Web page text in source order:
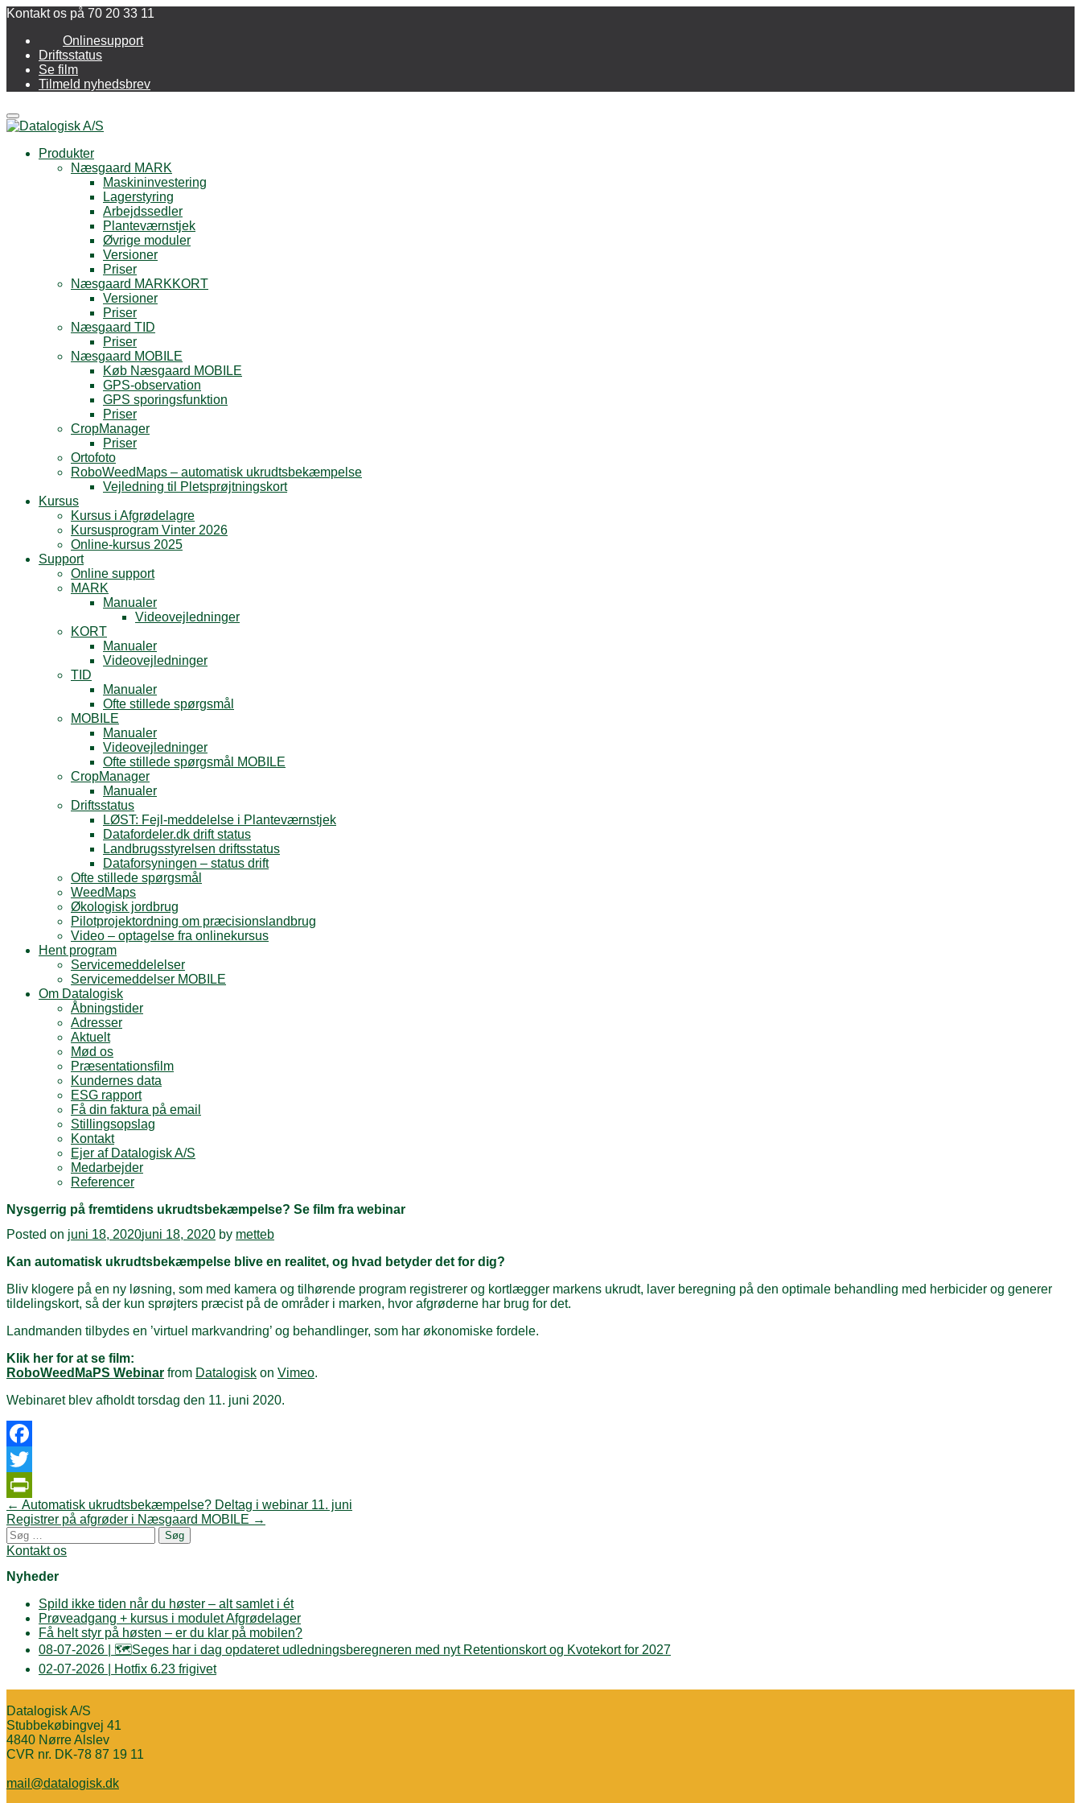
Kontakt os på 70 20 33 11
Onlinesupport
Driftsstatus
Se film
Tilmeld nyhedsbrev
Menu
Produkter
Næsgaard MARK
Maskininvestering
Lagerstyring
Arbejdssedler
Planteværnstjek
Øvrige moduler
Versioner
Priser
Næsgaard MARKKORT
Versioner
Priser
Næsgaard TID
Priser
Næsgaard MOBILE
Køb Næsgaard MOBILE
GPS-observation
GPS sporingsfunktion
Priser
CropManager
Priser
Ortofoto
RoboWeedMaps – automatisk ukrudtsbekæmpelse
Vejledning til Pletsprøjtningskort
Kursus
Kursus i Afgrødelagre
Kursusprogram Vinter 2026
Online-kursus 2025
Support
Online support
MARK
Manualer
Videovejledninger
KORT
Manualer
Videovejledninger
TID
Manualer
Ofte stillede spørgsmål
MOBILE
Manualer
Videovejledninger
Ofte stillede spørgsmål MOBILE
CropManager
Manualer
Driftsstatus
LØST: Fejl-meddelelse i Planteværnstjek
Datafordeler.dk drift status
Landbrugsstyrelsen driftsstatus
Dataforsyningen – status drift
Ofte stillede spørgsmål
WeedMaps
Økologisk jordbrug
Pilotprojektordning om præcisionslandbrug
Video – optagelse fra onlinekursus
Hent program
Servicemeddelelser
Servicemeddelser MOBILE
Om Datalogisk
Åbningstider
Adresser
Aktuelt
Mød os
Præsentationsfilm
Kundernes data
ESG rapport
Få din faktura på email
Stillingsopslag
Kontakt
Ejer af Datalogisk A/S
Medarbejder
Referencer
Nysgerrig på fremtidens ukrudtsbekæmpelse? Se film fra webinar
Posted on juni 18, 2020juni 18, 2020 by metteb
Kan automatisk ukrudtsbekæmpelse blive en realitet, og hvad betyder det for dig?
Bliv klogere på en ny løsning, som med kamera og tilhørende program registrerer og kortlægger markens ukrudt, laver beregning på den optimale behandling med herbicider og generer
tildelingskort, så der kun sprøjters præcist på de områder i marken, hvor afgrøderne har brug for det.
Landmanden tilbydes en ’virtuel markvandring’ og behandlinger, som har økonomiske fordele.
Klik her for at se film:
RoboWeedMaPS Webinar from Datalogisk on Vimeo.
Webinaret blev afholdt torsdag den 11. juni 2020.
Facebook
Twitter
PrintFriendly
Post
navigation
← Automatisk ukrudtsbekæmpelse? Deltag i webinar 11. juni
Registrer på afgrøder i Næsgaard MOBILE →
Søg
efter:
Kontakt os
Nyheder
Spild ikke tiden når du høster – alt samlet i ét
Prøveadgang + kursus i modulet Afgrødelager
Få helt styr på høsten – er du klar på mobilen?
08-07-2026 | 🗺️Seges har i dag opdateret udledningsberegneren med nyt Retentionskort og Kvotekort for 2027
02-07-2026 | Hotfix 6.23 frigivet
Datalogisk A/S
Stubbekøbingvej 41
4840 Nørre Alslev
CVR nr. DK-78 87 19 11
mail@datalogisk.dk